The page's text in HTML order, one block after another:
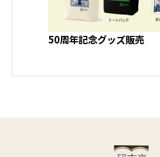
50周年記念グッズ販売